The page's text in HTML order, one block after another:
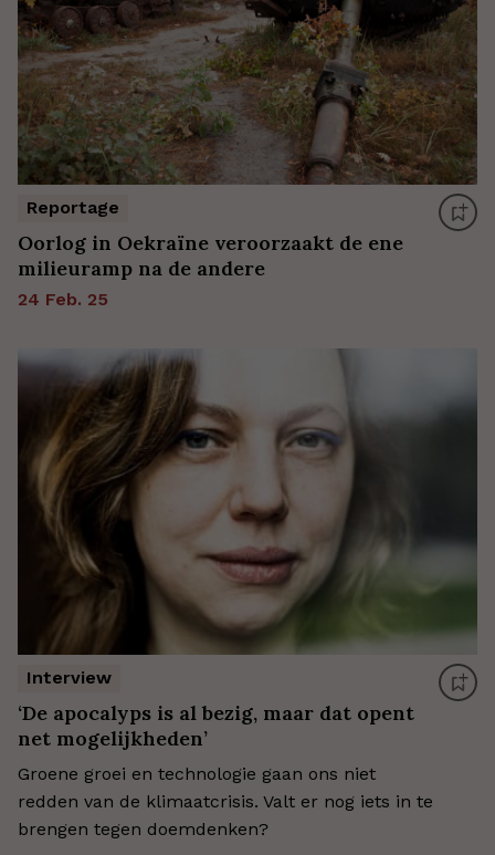
Reportage
Oorlog in Oekraïne veroorzaakt de ene
milieuramp na de andere
24 Feb. 25
Interview
‘De apocalyps is al bezig, maar dat opent
net mogelijkheden’
Groene groei en technologie gaan ons niet
redden van de klimaatcrisis. Valt er nog iets in te
brengen tegen doemdenken?